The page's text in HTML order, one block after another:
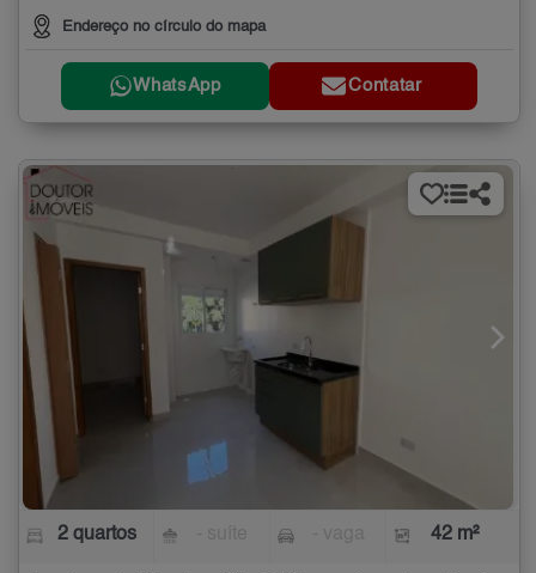
Endereço no círculo do mapa
WhatsApp Contatar
2 quartos 42 m²